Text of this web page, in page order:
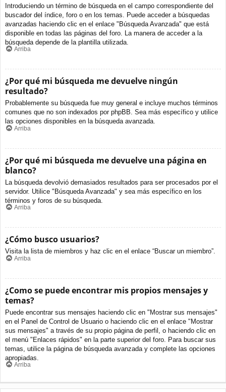
Introduciendo un término de búsqueda en el campo correspondiente del
buscador del índice, foro o en los temas. Puede acceder a búsquedas
avanzadas haciendo clic en el enlace "Búsqueda Avanzada" que está
disponible en todas las páginas del foro. La manera de acceder a la
búsqueda depende de la plantilla utilizada.
Arriba
¿Por qué mi búsqueda me devuelve ningún
resultado?
Probablemente su búsqueda fue muy general e incluye muchos términos
comunes que no son indexados por phpBB. Sea más específico y utilice
las opciones disponibles en la búsqueda avanzada.
Arriba
¿Por qué mi búsqueda me devuelve una página en
blanco?
La búsqueda devolvió demasiados resultados para ser procesados por el
servidor. Utilice "Búsqueda Avanzada" y sea más específico en los
términos y foros de su búsqueda.
Arriba
¿Cómo busco usuarios?
Visita la lista de miembros y haz clic en el enlace “Buscar un miembro”.
Arriba
¿Como se puede encontrar mis propios mensajes y
temas?
Puede encontrar sus mensajes haciendo clic en "Mostrar sus mensajes"
en el Panel de Control de Usuario o haciendo clic en el enlace "Mostrar
sus mensajes" a través de su propio página de perfil, o haciendo clic en
el menú "Enlaces rápidos" en la parte superior del foro. Para buscar sus
temas, utilice la página de búsqueda avanzada y complete las opciones
apropiadas.
Arriba